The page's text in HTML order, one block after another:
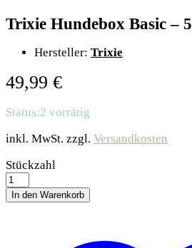
Trixie Hundebox Basic –
Hersteller: Trixie
49,99 €
Status:2 vorrätig
inkl. MwSt. zzgl. Versandkosten
Trixie
Hundebox
Basic
-
Stückzahl
In den Warenkorb